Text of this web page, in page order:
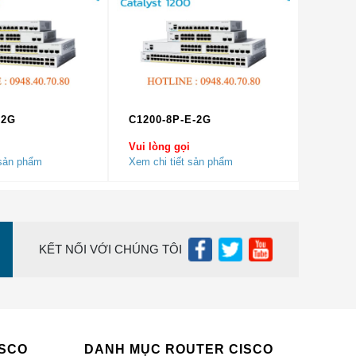
IP /
phẩm
C1200-8P-E-2G
Vui lòng gọi
Xem chi tiết sản phẩm
KẾT NỐI VỚI CHÚNG TÔI
DANH MỤC ROUTER CISCO